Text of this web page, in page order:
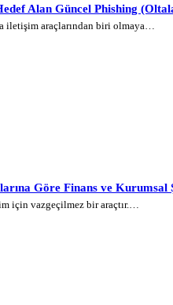
Alan Güncel Phishing
iletişim araçlarından biri olmaya…
Göre Finans ve
için vazgeçilmez bir araçtır.…